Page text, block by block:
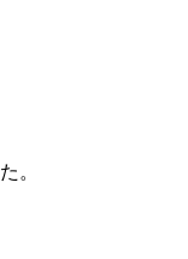
。